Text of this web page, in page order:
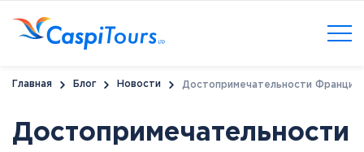
Главная Блог Новости Достопримечательности
Достопримечательности